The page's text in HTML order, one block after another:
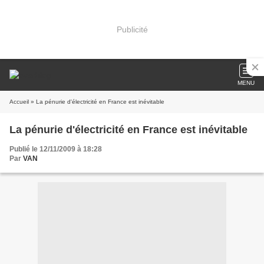
Publicité
MENU
Accueil » La pénurie d'électricité en France est inévitable
La pénurie d'électricité en France est inévitable
Publié le 12/11/2009 à 18:28
Par VAN